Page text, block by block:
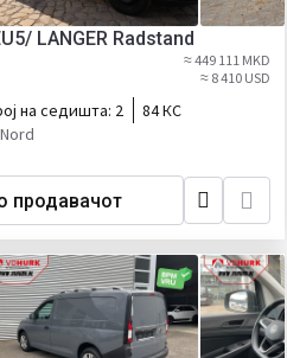
LANGER Radstand
≈ 449 111 MKD
≈ 8 410 USD
на седишта: 2
84 КС
продавачот